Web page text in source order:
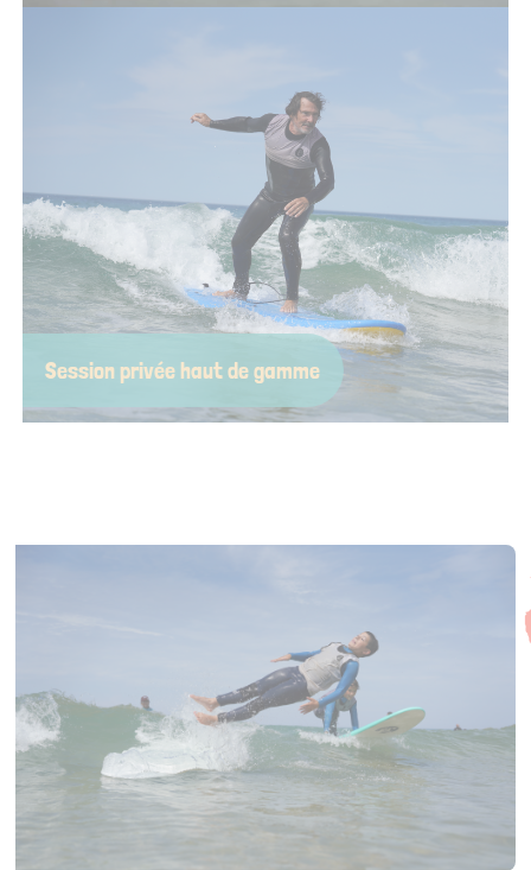
Rien de tel que l’océan pour célébrer un futur mariage ! On
vous concocte une session joyeuse, drôle, adaptée à tous les
niveaux et pleine de bons souvenirs à partager — à
commencer par la photo de groupe, forcément mouillée.
Session privée haut de gamme
créneau réservé, plage tranquille, matériel premium. Le surf
version luxe… mais toujours avec l’âme Chipiron.